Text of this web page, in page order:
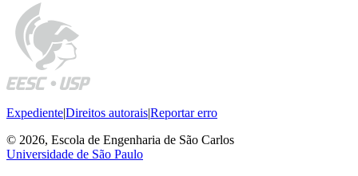
Expediente|Direitos autorais|Reportar erro
© 2026, Escola de Engenharia de São Carlos
Universidade de São Paulo